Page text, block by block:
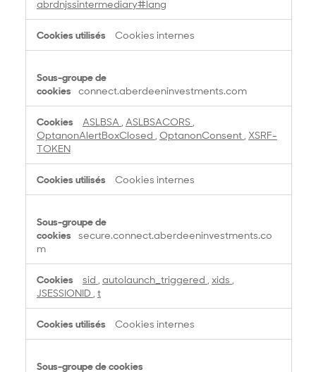
abrdnjssintermediary#lang
Cookies internes
connect.aberdeeninvestments.com
ASLBSA , ASLBSACORS ,
OptanonAlertBoxClosed , OptanonConsent , XSRF-
TOKEN
Cookies internes
secure.connect.aberdeeninvestments.co
m
sid , autolaunch_triggered , xids ,
JSESSIONID , t
Cookies internes